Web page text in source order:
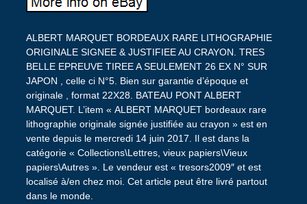
ALBERT MARQUET BORDEAUX RARE LITHOGRAPHIE
ORIGINALE SIGNEE & JUSTIFIEE AU CRAYON. TRES
BELLE EPREUVE TIREE A SEULEMENT 26 EX N° SUR
JAPON , celle ci N°5. Bien sur garantie d’époque et
originale , format 22X28. BATEAU PONT ALBERT
MARQUET. L’item « ALBERT MARQUET bordeaux rare
lithographie originale signée justifiée au crayon » est en
vente depuis le mercredi 14 juin 2017. Il est dans la
catégorie « Collections\Lettres, vieux papiers\Vieux
papiers\Autres ». Le vendeur est « tresors2009″ et est
localisé à/en chez moi. Cet article peut être livré partout
dans le monde.